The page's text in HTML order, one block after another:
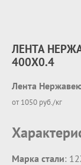
ЛЕНТА
400Х0.4
Лента
от 1050 руб./кг
Марка стали: